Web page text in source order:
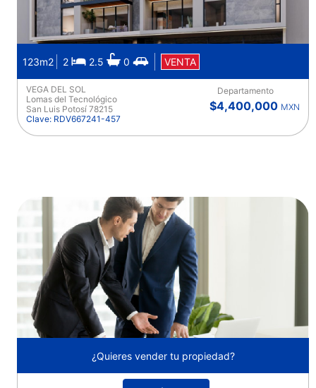
123m2 2 2.5 0 VENTA
VEGA DEL SOL
Lomas del Tecnológico
San Luis Potosí 78215
Clave: RDV667241-457
Departamento
$4,400,000 MXN
¿Quieres vender tu propiedad?